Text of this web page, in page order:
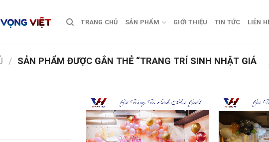
TRANG CHỦ SẢN PHẨM GIỚI THIỆU TIN TỨC LIÊN
/ SẢN PHẨM ĐƯỢC GẮN THẺ “TRANG TRÍ SINH NHẬT GIÁ
Add to
wishlist